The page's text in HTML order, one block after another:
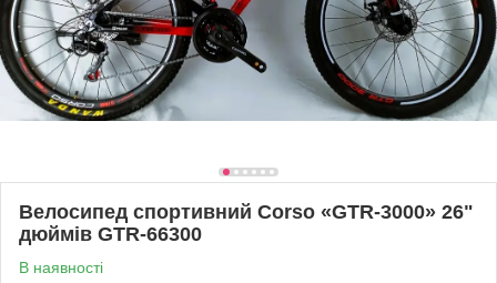
Велоcипед спортивний Corso «GTR-3000» 26"
дюймів GTR-66300
В наявності